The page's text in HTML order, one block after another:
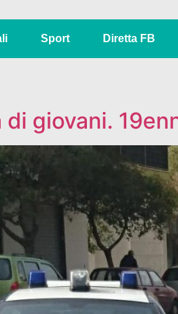
Sport Diretta FB
giovani.